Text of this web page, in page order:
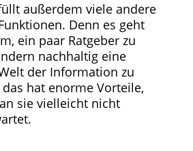
außerdem viele andere
Denn es geht
ein paar Ratgeber zu
nachhaltig eine
der Information zu
hat enorme Vorteile,
sie vielleicht nicht